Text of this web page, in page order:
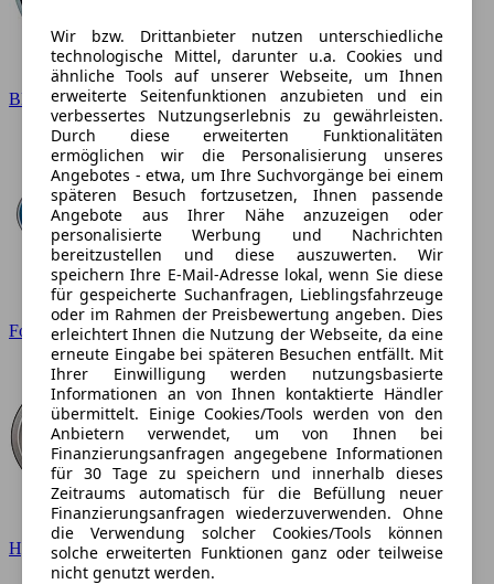
BMW
Ford
Hyundai
Wir bzw. Drittanbieter nutzen unterschiedliche
technologische Mittel, darunter u.a. Cookies und
ähnliche Tools auf unserer Webseite, um Ihnen
erweiterte Seitenfunktionen anzubieten und ein
verbessertes Nutzungserlebnis zu gewährleisten.
Durch diese erweiterten Funktionalitäten
ermöglichen wir die Personalisierung unseres
Angebotes - etwa, um Ihre Suchvorgänge bei einem
späteren Besuch fortzusetzen, Ihnen passende
Angebote aus Ihrer Nähe anzuzeigen oder
personalisierte Werbung und Nachrichten
bereitzustellen und diese auszuwerten. Wir
speichern Ihre E-Mail-Adresse lokal, wenn Sie diese
für gespeicherte Suchanfragen, Lieblingsfahrzeuge
oder im Rahmen der Preisbewertung angeben. Dies
erleichtert Ihnen die Nutzung der Webseite, da eine
erneute Eingabe bei späteren Besuchen entfällt. Mit
Ihrer Einwilligung werden nutzungsbasierte
Informationen an von Ihnen kontaktierte Händler
übermittelt. Einige Cookies/Tools werden von den
Anbietern verwendet, um von Ihnen bei
Finanzierungsanfragen angegebene Informationen
für 30 Tage zu speichern und innerhalb dieses
Zeitraums automatisch für die Befüllung neuer
Finanzierungsanfragen wiederzuverwenden. Ohne
die Verwendung solcher Cookies/Tools können
solche erweiterten Funktionen ganz oder teilweise
nicht genutzt werden.